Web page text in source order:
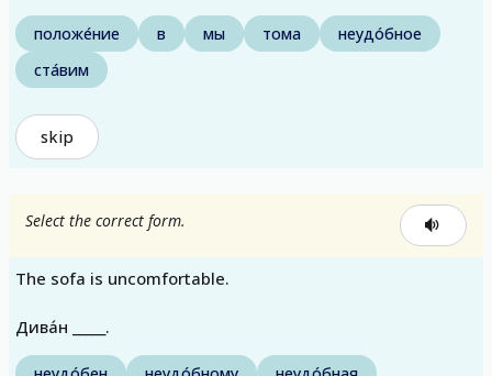
положе́ние в мы тома
неудо́бное
ста́вим
skip
Select the correct form.
The sofa is uncomfortable.
Дива́н _____.